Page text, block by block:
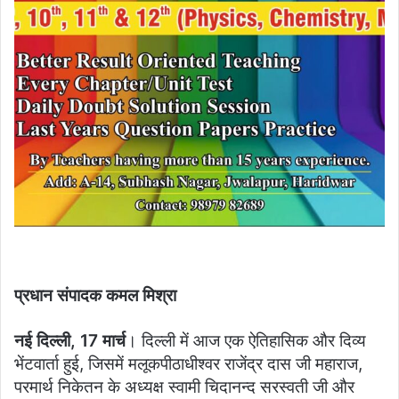
प्रधान संपादक कमल मिश्रा
नई दिल्ली, 17 मार्च। दिल्ली में आज एक ऐतिहासिक और दिव्य
भेंटवार्ता हुई, जिसमें मलूकपीठाधीश्वर राजेंद्र दास जी महाराज,
परमार्थ निकेतन के अध्यक्ष स्वामी चिदानन्द सरस्वती जी और